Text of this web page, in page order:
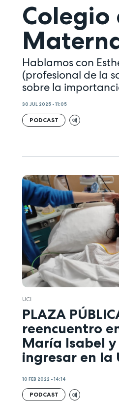
Colegio
Hablamos con
(profesional de la
sobre la
30 JUL 2025 - 11:05
PODCAST
UCI
PLAZA
reencuentro
María Isabel
ingresar en la
10 FEB 2022 - 14:14
PODCAST